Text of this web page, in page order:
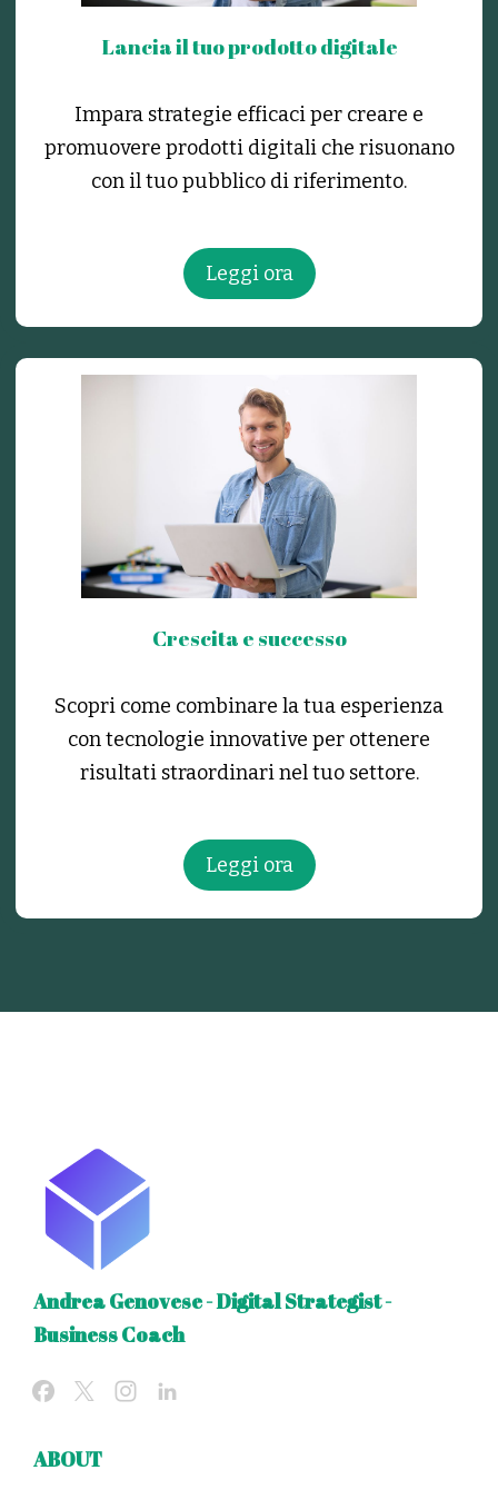
Lancia il tuo prodotto digitale
Impara strategie efficaci per creare e
promuovere prodotti digitali che risuonano
con il tuo pubblico di riferimento.
Leggi ora
Crescita e successo
Scopri come combinare la tua esperienza
con tecnologie innovative per ottenere
risultati straordinari nel tuo settore.
Leggi ora
Andrea Genovese - Digital Strategist -
Business Coach
ABOUT